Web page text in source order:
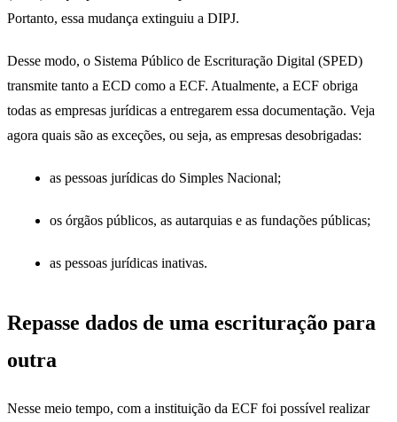
Portanto, essa mudança extinguiu a DIPJ.
Desse modo, o Sistema Público de Escrituração Digital (SPED)
transmite tanto a ECD como a ECF. Atualmente, a ECF obriga
todas as empresas jurídicas a entregarem essa documentação. Veja
agora quais são as exceções, ou seja, as empresas desobrigadas:
as pessoas jurídicas do Simples Nacional;
os órgãos públicos, as autarquias e as fundações públicas;
as pessoas jurídicas inativas.
Repasse dados de uma escrituração para
outra
Nesse meio tempo, com a instituição da ECF foi possível realizar